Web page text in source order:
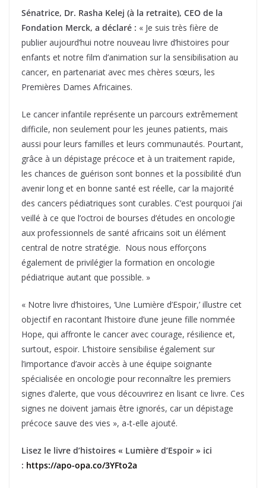
Sénatrice, Dr. Rasha Kelej (à la retraite), CEO de la
Fondation Merck, a déclaré : « Je suis très fière de
publier aujourd’hui notre nouveau livre d’histoires pour
enfants et notre film d’animation sur la sensibilisation au
cancer, en partenariat avec mes chères sœurs, les
Premières Dames Africaines.
Le cancer infantile représente un parcours extrêmement
difficile, non seulement pour les jeunes patients, mais
aussi pour leurs familles et leurs communautés. Pourtant,
grâce à un dépistage précoce et à un traitement rapide,
les chances de guérison sont bonnes et la possibilité d’un
avenir long et en bonne santé est réelle, car la majorité
des cancers pédiatriques sont curables. C’est pourquoi j’ai
veillé à ce que l’octroi de bourses d’études en oncologie
aux professionnels de santé africains soit un élément
central de notre stratégie. Nous nous efforçons
également de privilégier la formation en oncologie
pédiatrique autant que possible. »
« Notre livre d’histoires, ‘Une Lumière d’Espoir,’ illustre cet
objectif en racontant l’histoire d’une jeune fille nommée
Hope, qui affronte le cancer avec courage, résilience et,
surtout, espoir. L’histoire sensibilise également sur
l’importance d’avoir accès à une équipe soignante
spécialisée en oncologie pour reconnaître les premiers
signes d’alerte, que vous découvrirez en lisant ce livre. Ces
signes ne doivent jamais être ignorés, car un dépistage
précoce sauve des vies », a-t-elle ajouté.
Lisez le livre d’histoires « Lumière d’Espoir » ici
: https://apo-opa.co/3YFto2a